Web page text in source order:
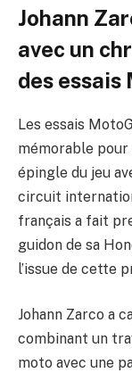
Johann
avec un
des essais
Les essais
mémorable pour
épingle du jeu
circuit
français a fait
guidon de sa
l’issue de cette
Johann Zarco a
combinant un
moto avec une